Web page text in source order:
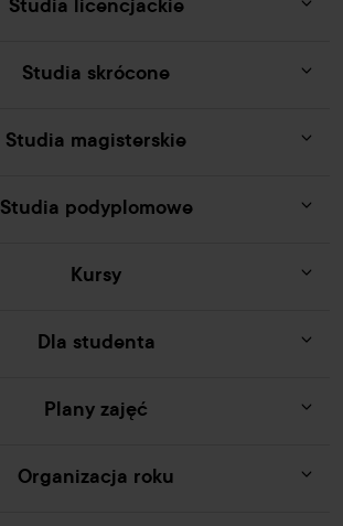
Studia licencjackie
Studia skrócone
Studia magisterskie
Studia podyplomowe
Kursy
Dla studenta
Plany zajęć
Organizacja roku